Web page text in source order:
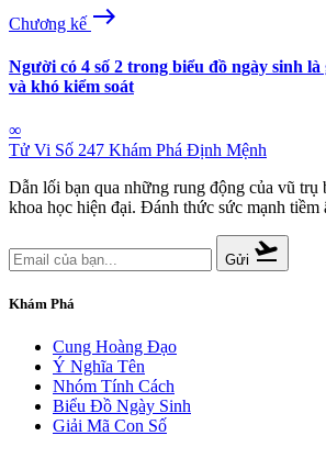
Chương kế east
Người có 4 số 2 trong biểu đồ ngày sinh
và khó kiểm soát
∞
Tử Vi Số 247 Khám Phá Định Mệnh
Dẫn lối bạn qua những rung động của vũ trụ
khoa học hiện đại. Đánh thức sức mạnh tiềm
Gửi flight_takeoff
Khám Phá
Cung Hoàng Đạo
Ý Nghĩa Tên
Nhóm Tính Cách
Biểu Đồ Ngày Sinh
Giải Mã Con Số